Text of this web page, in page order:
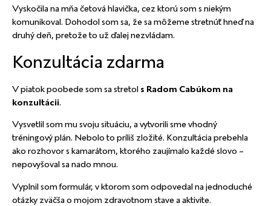
Vyskočila na mňa četová hlavička, cez ktorú som s niekým
komunikoval. Dohodol som sa, že sa môžeme stretnúť hneď na
druhý deň, pretože to už ďalej nezvládam.
Konzultácia zdarma
V piatok poobede som sa stretol s Radom Cabúkom na
konzultácii.
Vysvetlil som mu svoju situáciu, a vytvorili sme vhodný
tréningový plán. Nebolo to príliš zložité. Konzultáciaprebehla
ako rozhovor s kamarátom, ktorého zaujímalo každé slovo –
nepovyšoval sa nado mnou.
Vyplnil som formulár, v ktorom som odpovedal na jednoduché
otázky zväčša o mojom zdravotnom stave a aktivite.